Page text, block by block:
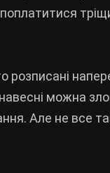
розписані
можна
Але не все